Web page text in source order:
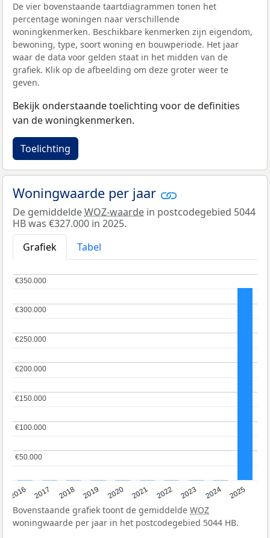
De vier bovenstaande taartdiagrammen tonen het
percentage woningen naar verschillende
woningkenmerken. Beschikbare kenmerken zijn eigendom,
bewoning, type, soort woning en bouwperiode. Het jaar
waar de data voor gelden staat in het midden van de
grafiek. Klik op de afbeelding om deze groter weer te
geven.
Bekijk onderstaande toelichting voor de definities
van de woningkenmerken.
Toelichting
Woningwaarde per jaar
De gemiddeldeWOZ-waarde in postcodegebied 5044
HB was €327.000 in 2025.
Grafiek
Tabel
2016 2017 2018 2019 2020 2021 2022 2023 2024 2025
€50.000
€50.000
€100.000
€100.000
€150.000
€150.000
€200.000
€200.000
€250.000
€250.000
€300.000
€300.000
€350.000
€350.000
Bovenstaande grafiek toont de gemiddelde WOZ
woningwaarde per jaar in het postcodegebied 5044 HB.